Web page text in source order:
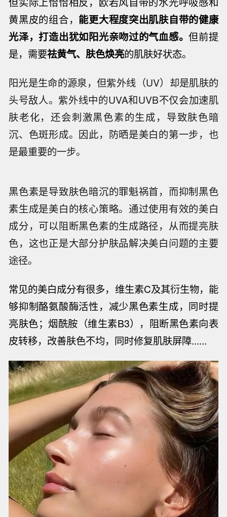
黄黑皮的组合， 能更大程度突出肌肤自带的健康
光泽，打造出犹如阳光亲吻过的气血感。但前提
是，需要祛黄气、肤色焕亮的肌肤好状态。
阳光是生命的源泉，但紫外线（UV）却是肌肤的
头号敌人。紫外线中的UVA和UVB不仅会加速肌
肤老化，还会刺激黑色素的生成，导致肤色暗
沉、色斑形成。因此，防晒是美白的第一步，也
是最重要的一步。
黑色素是导致肤色暗沉的罪魁祸首，而抑制黑色
素生成是美白的核心策略。通过使用有效的美白
成分，可以阻断黑色素的生成路径，从而提亮肤
色，这也正是大部分护肤品解决美白问题的主要
途径。
常见的美白成分有很多，维生素C及其衍生物，能
够抑制酪氨酸酶活性，减少黑色素生成，同时提
亮肤色； 烟酰胺（维生素B3），阻断黑色素向表
皮转移，改善肤色不均，同时修复肌肤屏障......